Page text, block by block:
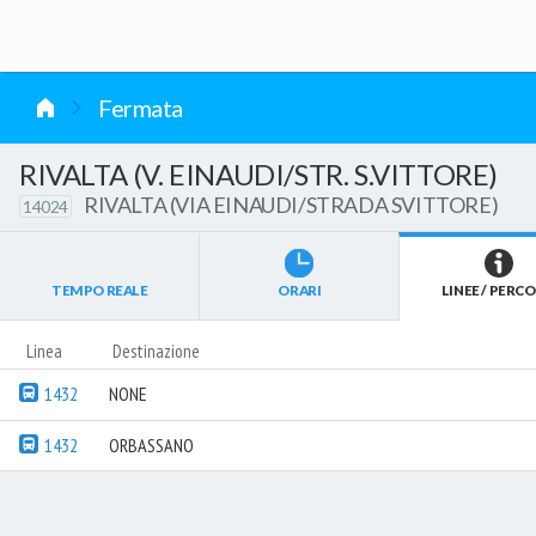
Fermata
RIVALTA (V. EINAUDI/STR. S.VITTORE)
14024 RIVALTA (VIA EINAUDI/STRADA SVITTORE)
TEMPO REALE ORARI LINEE /
Linea Destinazione
1432 NONE
1432 ORBASSANO